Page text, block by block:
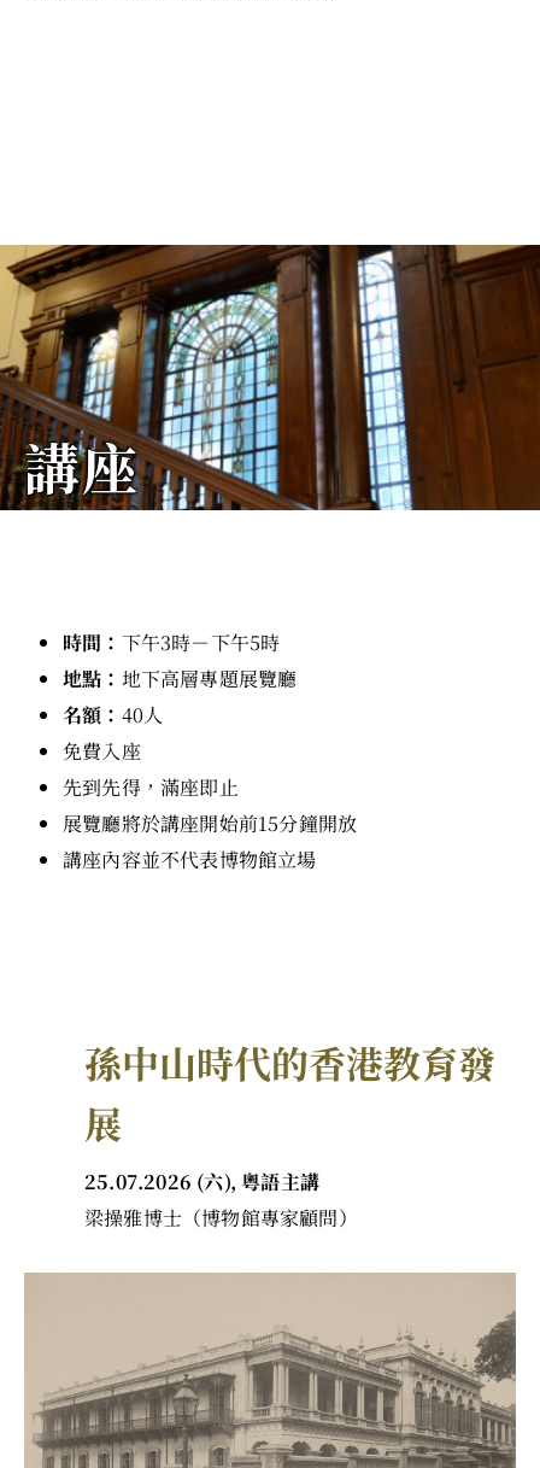
講座
時間： 下午3時－下午5時
地點： 地下高層專題展覽廳
名額： 40人
免費入座
先到先得，滿座即止
展覽廳將於講座開始前15分鐘開放
講座內容並不代表博物館立場
孫中山時代的香港教育發
展
25.07.2026 (六), 粵語主講
梁操雅博士（博物館專家顧問）